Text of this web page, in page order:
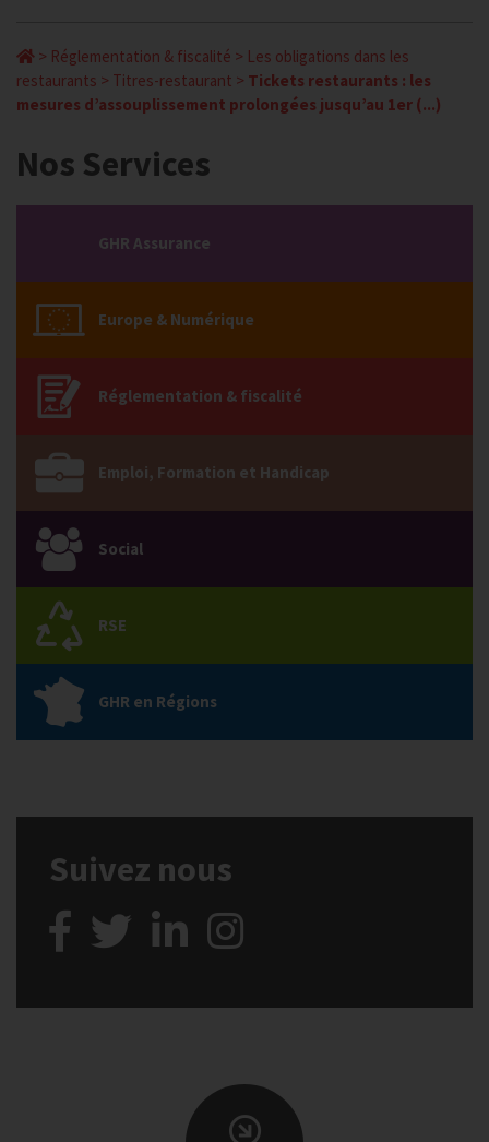
> Réglementation & fiscalité > Les obligations dans les
restaurants > Titres-restaurant > Tickets restaurants : les
mesures d’assouplissement prolongées jusqu’au 1er (...)
Nos Services
GHR Assurance
Europe & Numérique
Réglementation & fiscalité
Emploi, Formation et Handicap
Social
RSE
GHR en Régions
Suivez nous